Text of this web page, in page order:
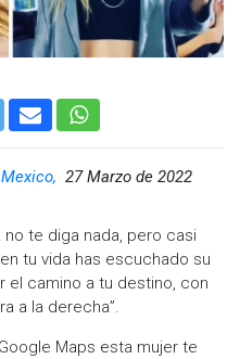
27 Marzo de 2022
no te diga nada, pero casi
tu vida has escuchado su
el camino a tu destino, con
a la derecha”.
Maps esta mujer te